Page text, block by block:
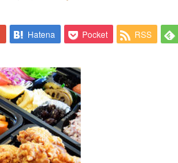
Hatena Pocket RSS